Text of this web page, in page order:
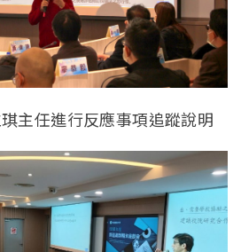
主任進行反應事項追蹤說明